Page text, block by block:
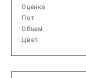
Оценка
Лот
Объем
Цвет